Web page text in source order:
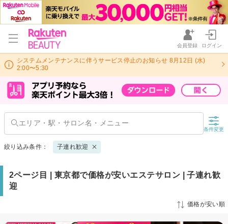
会員登録 ログイン
システムメンテナンスに伴うサービス停止のお知らせ 8月12日 (水)
2:00〜5:30
条件変更
絞り込み条件： 子連れ歓迎
2ページ目 | 東京都で価格が安いエステサロン | 子連れ歓
迎
価格が安い順